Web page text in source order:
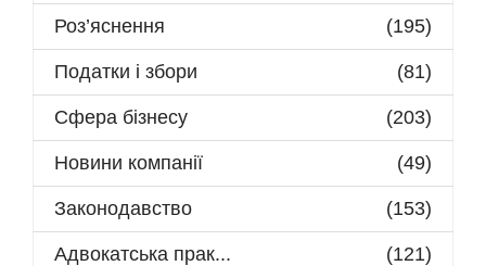
Роз’яснення (195)
Податки і збори (81)
Сфера бізнесу (203)
Новини компанії (49)
Законодавство (153)
Адвокатська прак... (121)